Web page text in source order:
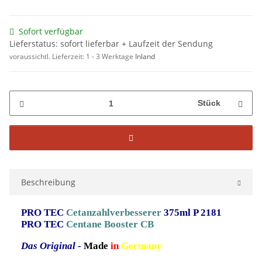
Sofort verfügbar
Lieferstatus: sofort lieferbar + Laufzeit der Sendung
voraussichtl. Lieferzeit: 1 - 3 Werktage Inland
Stück
Beschreibung
PRO TEC Cetanzahlverbesserer 375ml P 2181
PRO TEC Centane Booster CB
Das Original - Made in Germany